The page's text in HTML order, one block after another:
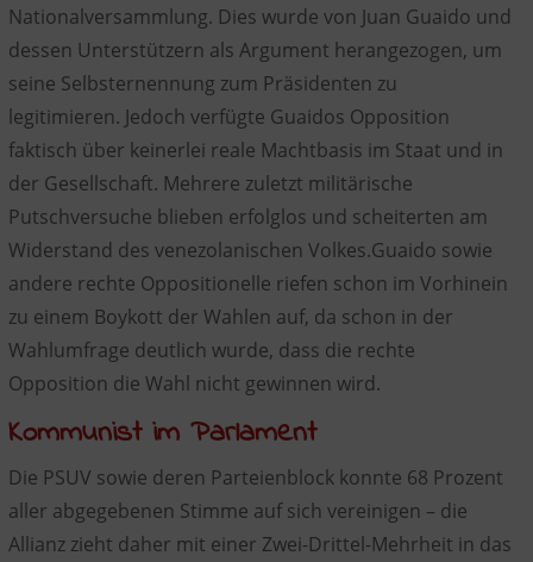
Nationalversammlung. Dies wurde von Juan Guaido und
dessen Unterstützern als Argument herangezogen, um
seine Selbsternennung zum Präsidenten zu
legitimieren. Jedoch verfügte Guaidos Opposition
faktisch über keinerlei reale Machtbasis im Staat und in
der Gesellschaft. Mehrere zuletzt militärische
Putschversuche blieben erfolglos und scheiterten am
Widerstand des venezolanischen Volkes.Guaido sowie
andere rechte Oppositionelle riefen schon im Vorhinein
zu einem Boykott der Wahlen auf, da schon in der
Wahlumfrage deutlich wurde, dass die rechte
Opposition die Wahl nicht gewinnen wird.
Kommunist im Parlament
Die PSUV sowie deren Parteienblock konnte 68 Prozent
aller abgegebenen Stimme auf sich vereinigen – die
Allianz zieht daher mit einer Zwei-Drittel-Mehrheit in das